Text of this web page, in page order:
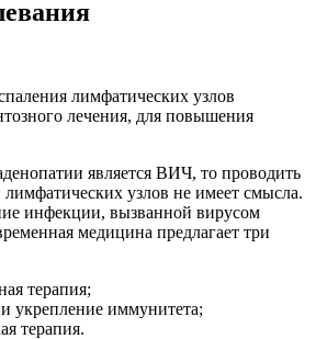
лимфатических узлов
лечения, для повышения
является ВИЧ, то проводить
узлов не имеет смысла.
инфекции, вызванной вирусом
медицина предлагает три
терапия;
укрепление иммунитета;
терапия.